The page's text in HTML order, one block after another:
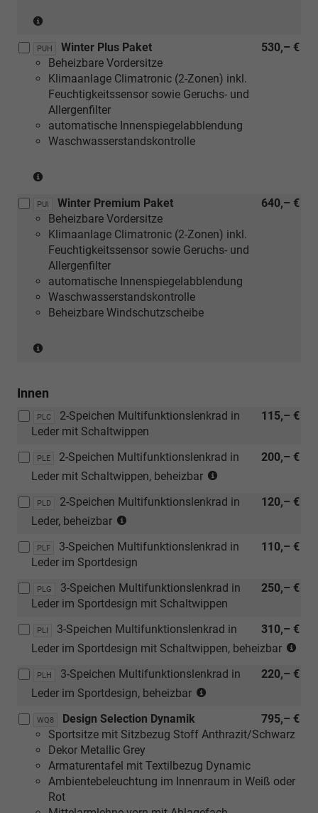
Premium)
Verbindung
mit
[3GD]
Variabler
Ladeboden
im
Kofferraum)
PUH 530,– €
Winter Plus Paket
Beheizbare Vordersitze
Klimaanlage Climatronic (2-Zonen) inkl.
Feuchtigkeitssensor sowie Geruchs- und
Allergenfilter
automatische Innenspiegelabblendung
Waschwasserstandskontrolle
[PLD]
oder
[PLE]
oder
[PLH]
oder
[PLI]
Multifunktionslenkräder,
PUI 640,– €
Winter Premium Paket
Beheizbare Vordersitze
Klimaanlage Climatronic (2-Zonen) inkl.
Feuchtigkeitssensor sowie Geruchs- und
Allergenfilter
automatische Innenspiegelabblendung
Waschwasserstandskontrolle
Beheizbare Windschutzscheibe
oder
[PLE]
oder
[PLH]
oder
[PLI]
Multifunktionslenkräder,
beheizbar)
Innen
PLC 115,– €
2-Speichen Multifunktionslenkrad in
Leder mit Schaltwippen
PLE 200,– €
2-Speichen Multifunktionslenkrad in
Leder mit Schaltwippen, beheizbar
Verbindung
Klimaanlage
(2-
Zonen)
sowie
und
Winter
Paket
oder
PLD 120,– €
2-Speichen Multifunktionslenkrad in
Leder, beheizbar
Verbindung
mit
[PHB]
Klimaanlage
Climatronic
(2-
Zonen)
inkl.
Feuchtigkeitssensor
sowie
und
Allergenfilter
oder
[PUH]
Winter
PLF 110,– €
3-Speichen Multifunktionslenkrad in
Leder im Sportdesign
PLG 250,– €
3-Speichen Multifunktionslenkrad in
Leder im Sportdesign mit Schaltwippen
PLI 310,– €
3-Speichen Multifunktionslenkrad in
Leder im Sportdesign mit Schaltwippen, beheizbar
PLH 220,– €
3-Speichen Multifunktionslenkrad in
Leder im Sportdesign, beheizbar
Verbindung
mit
Klimaanlage
Climatronic
WQ8 795,– €
Design Selection Dynamik
Sportsitze mit Sitzbezug Stoff Anthrazit/Schwarz
Dekor Metallic Grey
Armaturentafel mit Textilbezug Dynamic
Ambientebeleuchtung im Innenraum in Weiß oder
Rot